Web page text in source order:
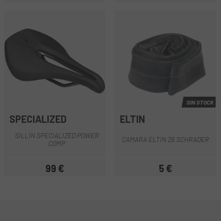
SPECIALIZED
SILLÍN SPECIALIZED POWER
COMP
Precio
99 €
SIN STOCK
ELTIN
CAMARA ELTIN 26 SCHRADER
Precio
5 €